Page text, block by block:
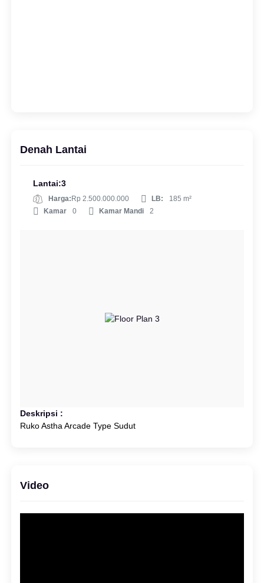
Denah Lantai
Lantai:3
Harga: Rp 2.500.000.000 LB:
185 m²
Kamar
0 Kamar Mandi 2
Deskripsi :
Ruko Astha Arcade Type Sudut
Video